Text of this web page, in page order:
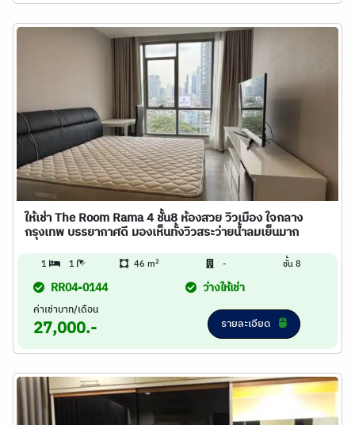
ให้เช่า The Room Rama 4 ชั้น8 ห้องสวย วิวเมือง ใจกลาง
กรุงเทพ บรรยากาศดี มองเห็นทั้งวิวสระว่ายน้ำลมเย็นมาก
1 1 46 m2 - ชั้น 8
RR04-0144 ว่างให้เช่า
ค่าเช่าบาท/เดือน
27,000.- รายละเอียด